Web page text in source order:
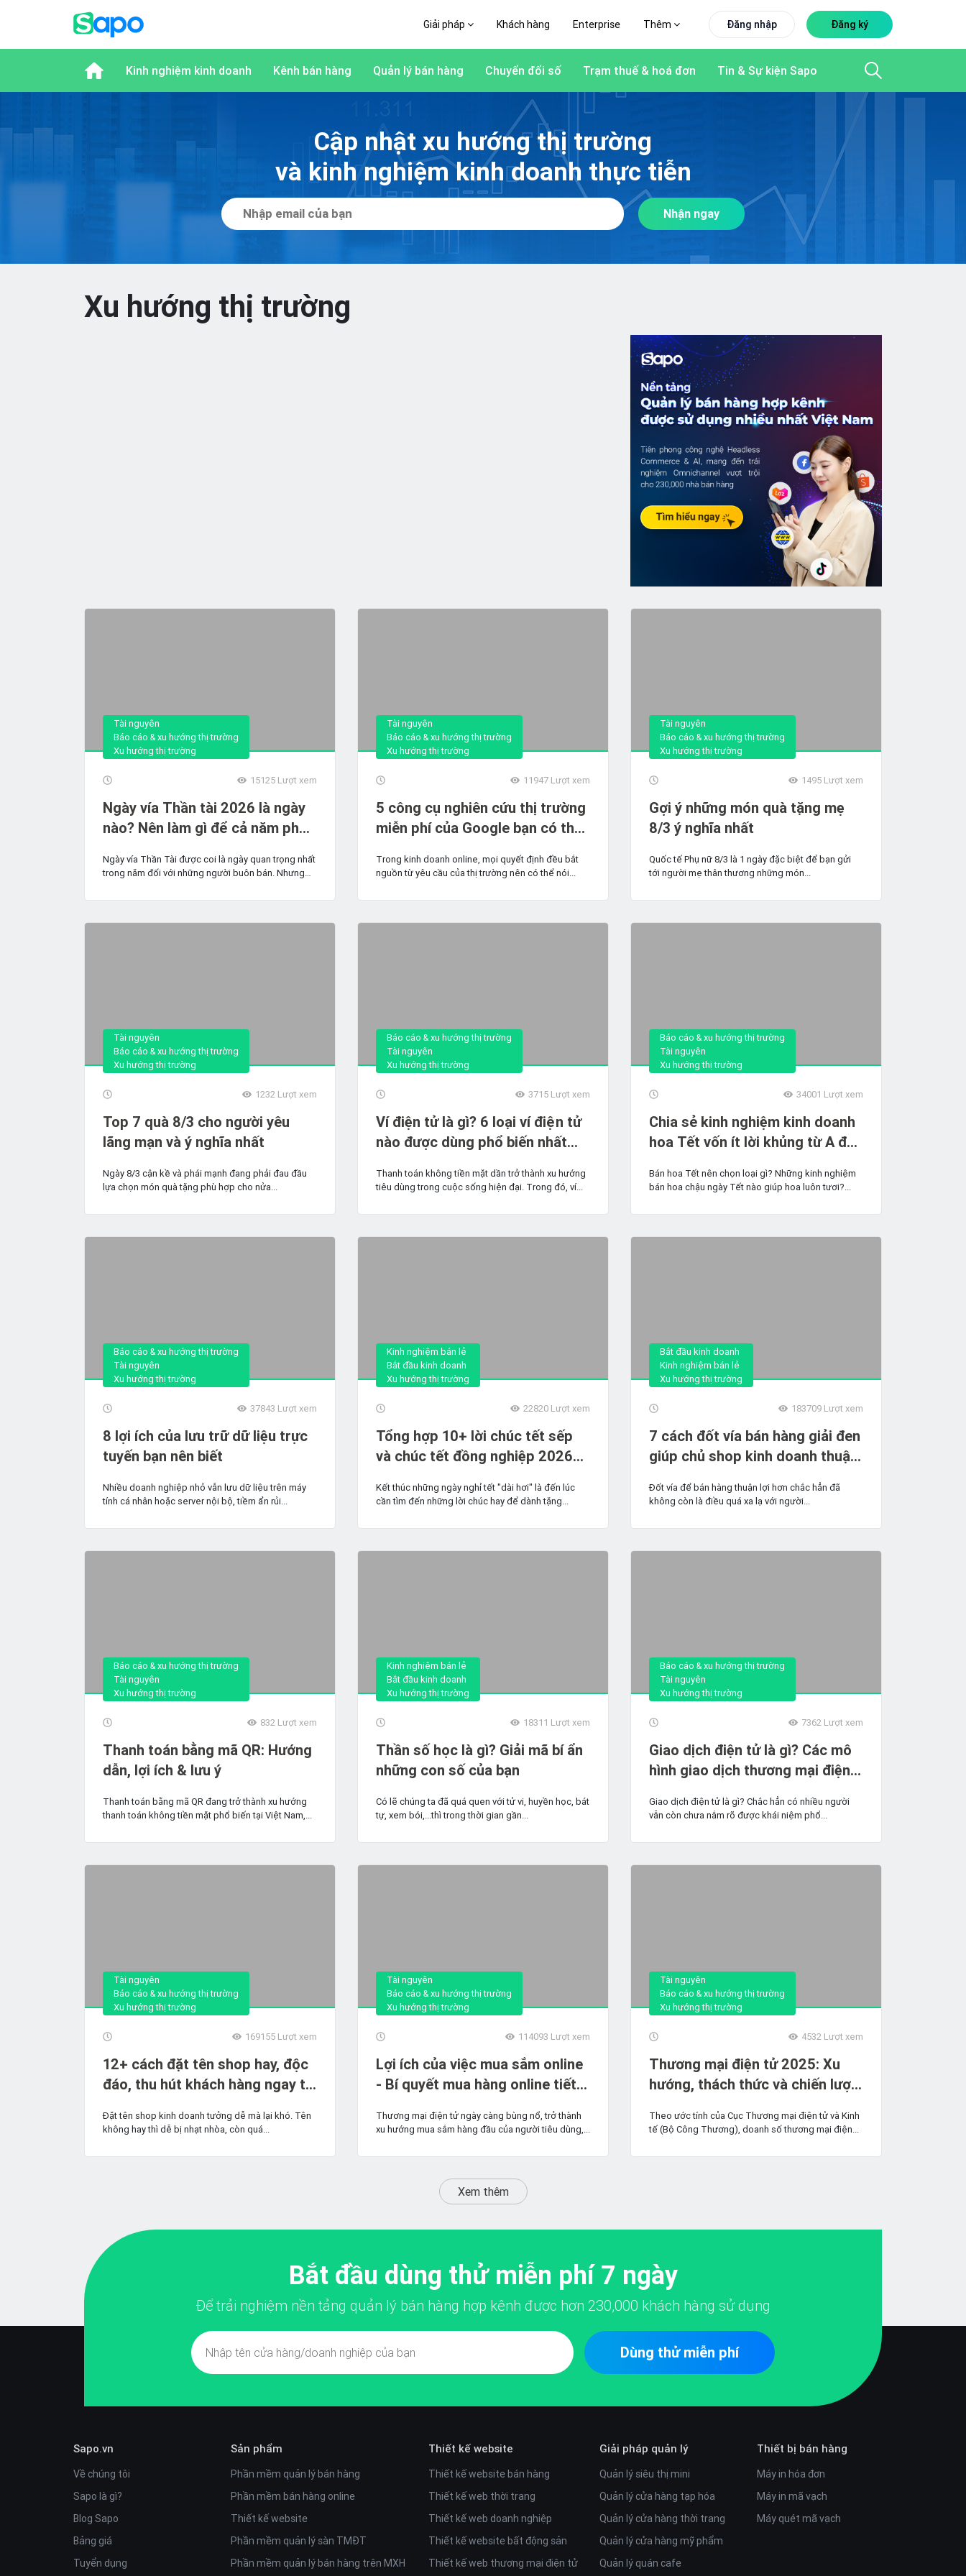
Giải pháp Khách hàng Enterprise Thêm Đăng nhập Đăng ký
Kinh nghiệm kinh doanh Kênh bán hàng Quản lý bán hàng Chuyển đổi số Trạm thuế & hoá đơn Tin & Sự kiện Sapo
Cập nhật xu hướng thị trường
và kinh nghiệm kinh doanh thực tiễn
Nhận ngay
Xu hướng thị trường
Tài nguyên
Báo cáo & xu hướng thị trường
Xu hướng thị trường
15125Lượt xem
Ngày vía Thần tài 2026 là ngày
nào? Nên làm gì để cả năm phát
Ngày vía Thần Tài được coi là ngày quan trọng nhất
trong năm đối với những người buôn bán. Nhưng
Tài nguyên
Báo cáo & xu hướng thị trường
Xu hướng thị trường
11947Lượt xem
5 công cụ nghiên cứu thị trường
miễn phí của Google bạn có thể
Trong kinh doanh online, mọi quyết định đều bắt
nguồn từ yêu cầu của thị trường nên có thể nói...
Tài nguyên
Báo cáo & xu hướng thị trường
Xu hướng thị trường
1495Lượt xem
Gợi ý những món quà tặng mẹ
8/3 ý nghĩa nhất
Quốc tế Phụ nữ 8/3 là 1 ngày đặc biệt để bạn gửi
tới người mẹ thân thương những món...
Tài nguyên
Báo cáo & xu hướng thị trường
Xu hướng thị trường
1232Lượt xem
Top 7 quà 8/3 cho người yêu
lãng mạn và ý nghĩa nhất
Ngày 8/3 cận kề và phái mạnh đang phải đau đầu
lựa chọn món quà tặng phù hợp cho nửa...
Báo cáo & xu hướng thị trường
Tài nguyên
Xu hướng thị trường
3715Lượt xem
Ví điện tử là gì? 6 loại ví điện tử
nào được dùng phổ biến nhất
Thanh toán không tiền mặt dần trở thành xu hướng
tiêu dùng trong cuộc sống hiện đại. Trong đó, ví...
Báo cáo & xu hướng thị trường
Tài nguyên
Xu hướng thị trường
34001 Lượt xem
Chia sẻ kinh nghiệm kinh doanh
hoa Tết vốn ít lời khủng từ A đến
Bán hoa Tết nên chọn loại gì? Những kinh nghiệm
bán hoa chậu ngày Tết nào giúp hoa luôn tươi?...
Báo cáo & xu hướng thị trường
Tài nguyên
Xu hướng thị trường
37843 Lượt xem
8 lợi ích của lưu trữ dữ liệu trực
tuyến bạn nên biết
Nhiều doanh nghiệp nhỏ vẫn lưu dữ liệu trên máy
tính cá nhân hoặc server nội bộ, tiềm ẩn rủi...
Kinh nghiệm bán lẻ
Bắt đầu kinh doanh
Xu hướng thị trường
22820Lượt xem
Tổng hợp 10+ lời chúc tết sếp
và chúc tết đồng nghiệp 2026
Kết thúc những ngày nghỉ tết "dài hơi" là đến lúc
cần tìm đến những lời chúc hay để dành tặng...
Bắt đầu kinh doanh
Kinh nghiệm bán lẻ
Xu hướng thị trường
183709Lượt xem
7 cách đốt vía bán hàng giải đen
giúp chủ shop kinh doanh thuận
Đốt vía để bán hàng thuận lợi hơn chắc hẳn đã
không còn là điều quá xa lạ với người...
Báo cáo & xu hướng thị trường
Tài nguyên
Xu hướng thị trường
832Lượt xem
Thanh toán bằng mã QR: Hướng
dẫn, lợi ích & lưu ý
Thanh toán bằng mã QR đang trở thành xu hướng
thanh toán không tiền mặt phổ biến tại Việt Nam,...
Kinh nghiệm bán lẻ
Bắt đầu kinh doanh
Xu hướng thị trường
18311 Lượt xem
Thần số học là gì? Giải mã bí ẩn
những con số của bạn
Có lẽ chúng ta đã quá quen với tử vi, huyền học, bát
tự, xem bói,...thì trong thời gian gần...
Báo cáo & xu hướng thị trường
Tài nguyên
Xu hướng thị trường
7362Lượt xem
Giao dịch điện tử là gì? Các mô
hình giao dịch thương mại điện
Giao dịch điện tử là gì? Chắc hẳn có nhiều người
vẫn còn chưa nắm rõ được khái niệm phổ...
Tài nguyên
Báo cáo & xu hướng thị trường
Xu hướng thị trường
169155Lượt xem
12+ cách đặt tên shop hay, độc
đáo, thu hút khách hàng ngay từ
Đặt tên shop kinh doanh tưởng dễ mà lại khó. Tên
không hay thì dễ bị nhạt nhòa, còn quá...
Tài nguyên
Báo cáo & xu hướng thị trường
Xu hướng thị trường
114093 Lượt xem
Lợi ích của việc mua sắm online
- Bí quyết mua hàng online tiết
Thương mại điện tử ngày càng bùng nổ, trở thành
xu hướng mua sắm hàng đầu của người tiêu dùng,...
Tài nguyên
Báo cáo & xu hướng thị trường
Xu hướng thị trường
4532Lượt xem
Thương mại điện tử 2025: Xu
hướng, thách thức và chiến lược
Theo ước tính của Cục Thương mại điện tử và Kinh
tế (Bộ Công Thương), doanh số thương mại điện...
Xem thêm
Bắt đầu dùng thử miễn phí 7 ngày
Để trải nghiệm nền tảng quản lý bán hàng hợp kênh được hơn 230,000 khách hàng sử dụng
Dùng thử miễn phí
Sapo.vn
Về chúng tôi
Sapo là gì?
Blog Sapo
Bảng giá
Tuyển dụng
Sản phẩm
Phần mềm quản lý bán hàng
Phần mềm bán hàng online
Thiết kế website
Phần mềm quản lý sàn TMĐT
Phần mềm quản lý bán hàng trên MXH
Thiết kế website
Thiết kế website bán hàng
Thiết kế web thời trang
Thiết kế web doanh nghiệp
Thiết kế website bất động sản
Thiết kế web thương mại điện tử
Giải pháp quản lý
Quản lý siêu thị mini
Quản lý cửa hàng tạp hóa
Quản lý cửa hàng thời trang
Quản lý cửa hàng mỹ phẩm
Quản lý quán cafe
Thiết bị bán hàng
Máy in hóa đơn
Máy in mã vạch
Máy quét mã vạch